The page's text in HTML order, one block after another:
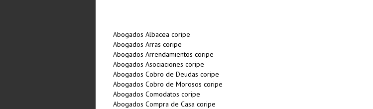
Abogados Albacea coripe
Abogados Arras coripe
Abogados Arrendamientos coripe
Abogados Asociaciones coripe
Abogados Cobro de Deudas coripe
Abogados Cobro de Morosos coripe
Abogados Comodatos coripe
Abogados Compra de Casa coripe